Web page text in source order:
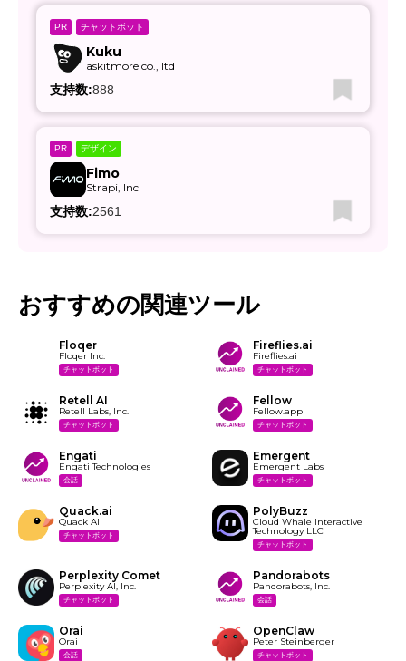
PR チャットボット
Kuku
askitmore co., ltd
支持数:888
PR デザイン
Fimo
Strapi, Inc
支持数:2561
おすすめの関連ツール
Floqer
Floqer Inc.
チャットボット
Fireflies.ai
Fireflies.ai
チャットボット
Retell AI
Retell Labs, Inc.
チャットボット
Fellow
Fellow.app
チャットボット
Engati
Engati Technologies
会話
Emergent
Emergent Labs
チャットボット
Quack.ai
Quack AI
チャットボット
PolyBuzz
Cloud Whale Interactive
Technology LLC
チャットボット
Perplexity Comet
Perplexity AI, Inc.
チャットボット
Pandorabots
Pandorabots, Inc.
会話
Orai
Orai
会話
OpenClaw
Peter Steinberger
チャットボット